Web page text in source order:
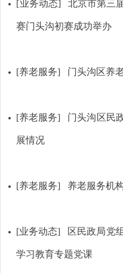
[业务动态] 北京市第三
赛门头沟初赛成功举办
[养老服务] 门头沟区养
[养老服务] 门头沟区民
展情况
[养老服务] 养老服务机
[业务动态] 区民政局党
学习教育专题党课